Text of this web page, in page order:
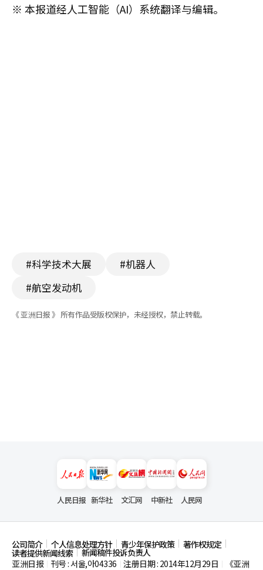
※ 本报道经人工智能（AI）系统翻译与编辑。
#科学技术大展
#机器人
#航空发动机
《 亚洲日报 》 所有作品受版权保护，未经授权，禁止转载。
人民日报 新华社 文汇网 中新社 人民网
公司简介 个人信息处理方针 青少年保护政策 著作权规定
读者提供新闻线索
新闻稿件投诉负责人
亚洲日报
刊号 : 서울,아04336 注册日期 : 2014年12月29日 《亚洲